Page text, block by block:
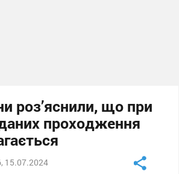
роз’яснили, що при
проходження
15.07.2024